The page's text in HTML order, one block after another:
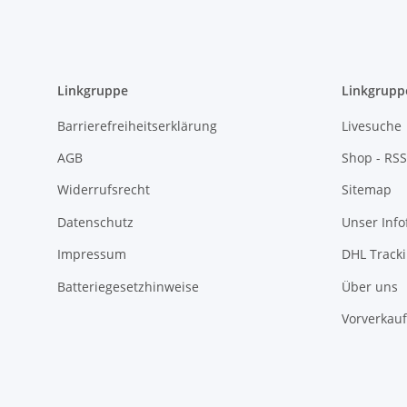
Linkgruppe
Barrierefreiheitserklärung
AGB
Widerrufsrecht
Datenschutz
Impressum
Batteriegesetzhinweise
Livesuche
Shop -
Sitemap
Unser
DHL
Über uns